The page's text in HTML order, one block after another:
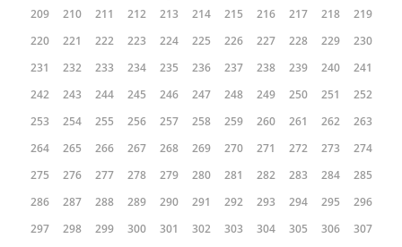
209
210 211 212 213 214 215 216 217 218
219
220
221 222 223 224 225 226 227 228 229
230
231
232 233 234 235 236 237 238 239 240
241
242
243 244 245 246 247 248 249 250 251
252
253
254 255 256 257 258 259 260 261 262
263
264
265 266 267 268 269 270 271 272 273
274
275
276 277 278 279 280 281 282 283 284
285
286
287 288 289 290 291 292 293 294 295
296
297
298 299 300 301 302 303 304 305 306
307